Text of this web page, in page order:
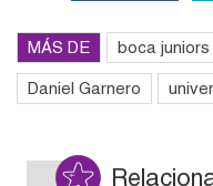
MÁS DE boca juniors
Daniel Garnero